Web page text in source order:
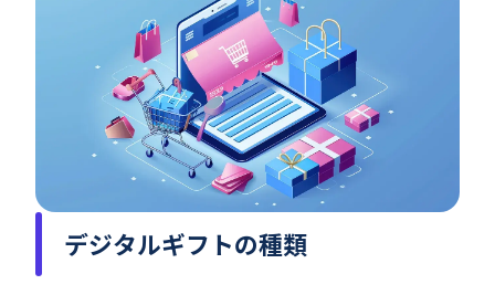
デジタルギフトの種類